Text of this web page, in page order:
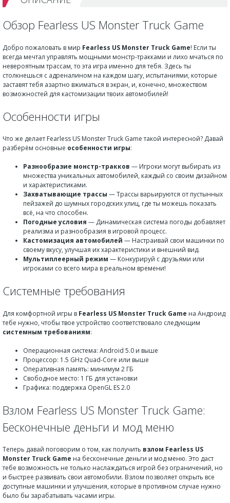
Обзор Fearless US Monster Truck Game
Добро пожаловать в мир Fearless US Monster Truck Game! Если ты
всегда мечтал управлять мощными монстр-тракками и лихо мчаться по
невероятным трассам, то эта игра именно для тебя. Здесь ты
столкнешься с адреналином на каждом шагу, испытаниями, которые
заставят тебя азартно вжиматься в экран, и, конечно, множеством
возможностей для кастомизации твоих автомобилей!
Особенности игры
Что же делает Fearless US Monster Truck Game такой интересной? Давай
разберём основные особенности игры:
Разнообразие монстр-тракков — Игроки могут выбирать из
множества уникальных автомобилей, каждый со своим дизайном
и характеристиками.
Захватывающие трассы — Трассы варьируются от пустынных
пейзажей до шумных городских улиц, где ты можешь показать
всё, на что способен.
Погодные условия — Динамическая система погоды добавляет
реализма и разнообразия в игровой процесс.
Кастомизация автомобилей — Настраивай свои машинки по
своему вкусу, улучшая их характеристики и внешний вид.
Мультиплеерный режим — Конкурируй с друзьями или
игроками со всего мира в реальном времени!
Системные требования
Для комфортной игры в Fearless US Monster Truck Game на Андроид
тебе нужно, чтобы твое устройство соответствовало следующим
системным требованиям:
Операционная система: Android 5.0 и выше
Процессор: 1.5 GHz Quad-Core или выше
Оперативная память: минимум 2 ГБ
Свободное место: 1 ГБ для установки
Графика: поддержка OpenGL ES 2.0
Взлом Fearless US Monster Truck Game:
Бесконечные деньги и мод меню
Теперь давай поговорим о том, как получить взлом Fearless US
Monster Truck Game на бесконечные деньги и мод меню. Это даст
тебе возможность не только наслаждаться игрой без ограничений, но
и быстрее развивать свои автомобили. Взлом позволяет открыть все
доступные машинки и улучшения, которые в противном случае нужно
было бы зарабатывать часами игры.